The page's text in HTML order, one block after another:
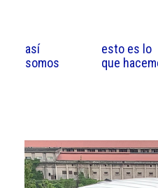
así
somos
esto es lo
que